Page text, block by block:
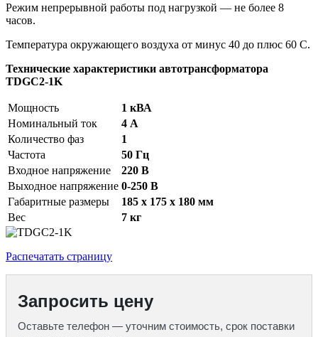
Режим непрерывной работы под нагрузкой — не более 8
часов.
Температура окружающего воздуха от минус 40 до плюс 60 С.
Технические характеристики автотрансформатора
TDGC2-1K
Мощность
1 кВА
Номинальный ток
4 А
Количество фаз
1
Частота
50 Гц
Входное напряжение
220 В
Выходное напряжение 0-250 В
Габаритные размеры
185 х 175 х 180 мм
Вес
7 кг
Распечатать страницу
Запросить цену
Оставьте телефон — уточним стоимость, срок поставки